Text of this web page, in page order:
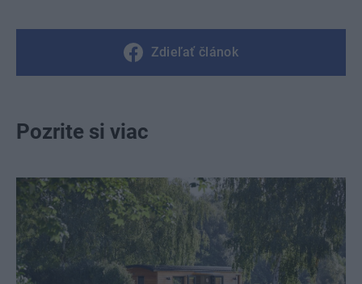
Zdieľať článok
Pozrite si viac